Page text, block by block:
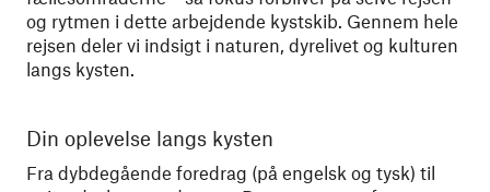
og rytmen i dette arbejdende kystskib. Gennem hele
rejsen deler vi indsigt i naturen, dyrelivet og kulturen
langs kysten.
Din oplevelse langs kysten
Fra dybdegående foredrag (på engelsk og tysk) til